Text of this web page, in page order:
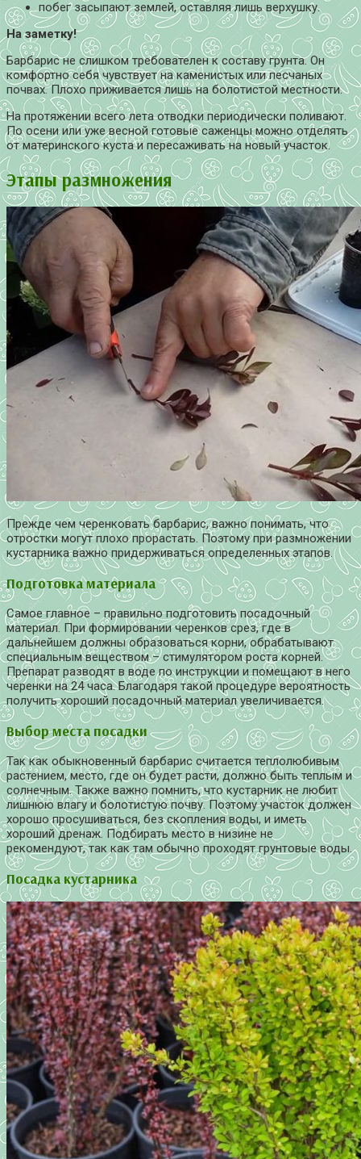
побег засыпают землей, оставляя лишь верхушку.
На заметку!
Барбарис не слишком требователен к составу грунта. Он
комфортно себя чувствует на каменистых или песчаных
почвах. Плохо приживается лишь на болотистой местности.
На протяжении всего лета отводки периодически поливают.
По осени или уже весной готовые саженцы можно отделять
от материнского куста и пересаживать на новый участок.
Этапы размножения
Прежде чем черенковать барбарис, важно понимать, что
отростки могут плохо прорастать. Поэтому при размножении
кустарника важно придерживаться определенных этапов.
Подготовка материала
Самое главное – правильно подготовить посадочный
материал. При формировании черенков срез, где в
дальнейшем должны образоваться корни, обрабатывают
специальным веществом – стимулятором роста корней.
Препарат разводят в воде по инструкции и помещают в него
черенки на 24 часа. Благодаря такой процедуре вероятность
получить хороший посадочный материал увеличивается.
Выбор места посадки
Так как обыкновенный барбарис считается теплолюбивым
растением, место, где он будет расти, должно быть теплым и
солнечным. Также важно помнить, что кустарник не любит
лишнюю влагу и болотистую почву. Поэтому участок должен
хорошо просушиваться, без скопления воды, и иметь
хороший дренаж. Подбирать место в низине не
рекомендуют, так как там обычно проходят грунтовые воды.
Посадка кустарника